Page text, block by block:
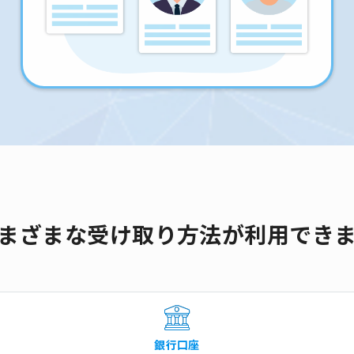
ざまな受け取り方法が利用でき
銀行口座